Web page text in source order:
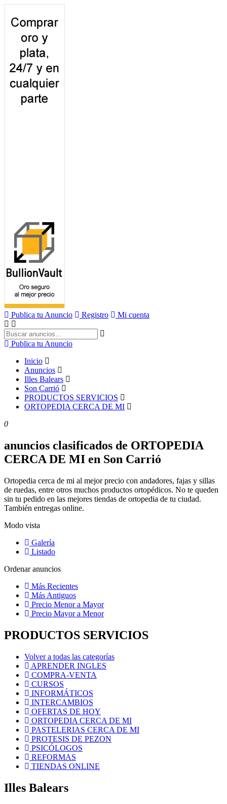
Publica tu Anuncio Registro Mi cuenta
Publica tu Anuncio
Inicio
Anuncios
Illes Balears
Son Carrió
PRODUCTOS SERVICIOS
ORTOPEDIA CERCA DE MI
0
anuncios clasificados de ORTOPEDIA
CERCA DE MI en Son Carrió
Ortopedia cerca de mi al mejor precio con andadores, fajas y sillas
de ruedas, entre otros muchos productos ortopédicos. No te queden
sin tu pedido en las mejores tiendas de ortopedia de tu ciudad.
También entregas online.
Modo vista
Galería
Listado
Ordenar anuncios
Más Recientes
Más Antiguos
Precio Menor a Mayor
Precio Mayor a Menor
PRODUCTOS SERVICIOS
Volver a todas las categorías
APRENDER INGLES
COMPRA-VENTA
CURSOS
INFORMÁTICOS
INTERCAMBIOS
OFERTAS DE HOY
ORTOPEDIA CERCA DE MI
PASTELERIAS CERCA DE MI
PROTESIS DE PEZON
PSICÓLOGOS
REFORMAS
TIENDAS ONLINE
Illes Balears